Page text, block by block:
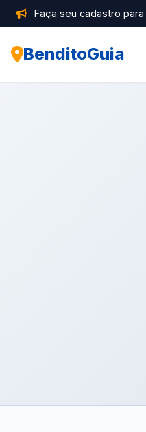
Faça seu cadastro
BenditoGuia